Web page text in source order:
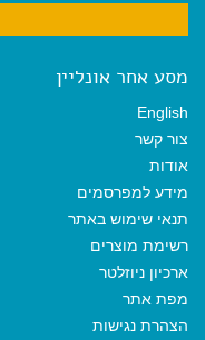
מסע אחר אונליין
English
צור קשר
אודות
מידע למפרסמים
תנאי שימוש באתר
רשימת מוצרים
ארכיון ניוזלטר
מפת אתר
הצהרת נגישות